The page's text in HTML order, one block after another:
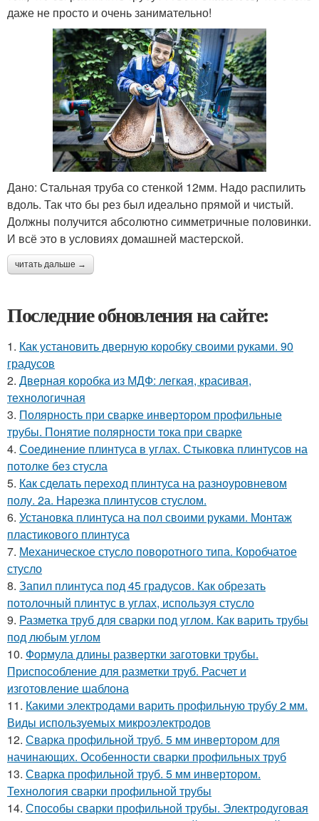
даже не просто и очень занимательно!
Дано: Стальная труба со стенкой 12мм. Надо распилить
вдоль. Так что бы рез был идеально прямой и чистый.
Должны получится абсолютно симметричные половинки.
И всё это в условиях домашней мастерской.
читать дальше →
Последние обновления на сайте:
1. Как установить дверную коробку своими руками. 90
градусов
2. Дверная коробка из МДФ: легкая, красивая,
технологичная
3. Полярность при сварке инвертором профильные
трубы. Понятие полярности тока при сварке
4. Соединение плинтуса в углах. Стыковка плинтусов на
потолке без стусла
5. Как сделать переход плинтуса на разноуровневом
полу. 2а. Нарезка плинтусов стуслом.
6. Установка плинтуса на пол своими руками. Монтаж
пластикового плинтуса
7. Механическое стусло поворотного типа. Коробчатое
стусло
8. Запил плинтуса под 45 градусов. Как обрезать
потолочный плинтус в углах, используя стусло
9. Разметка труб для сварки под углом. Как варить трубы
под любым углом
10. Формула длины развертки заготовки трубы.
Приспособление для разметки труб. Расчет и
изготовление шаблона
11. Какими электродами варить профильную трубу 2 мм.
Виды используемых микроэлектродов
12. Сварка профильной труб. 5 мм инвертором для
начинающих. Особенности сварки профильных труб
13. Сварка профильной труб. 5 мм инвертором.
Технология сварки профильной трубы
14. Способы сварки профильной трубы. Электродуговая